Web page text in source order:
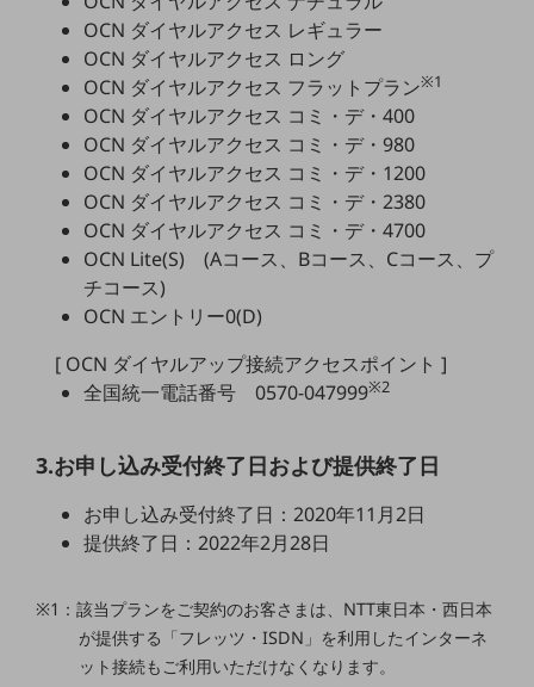
セキュリティ
データ利活用
業務支援・マーケティング
課題・ニーズで探す
課題・ニーズで探すTOP
マーケティング
業務効率化
職場環境整備
地域共創・地方創生
OCN ダイヤルアクセス レギュラー
OCN ダイヤルアクセス ロング
OCN ダイヤルアクセス フラットプラン※1
OCN ダイヤルアクセス コミ・デ・400
OCN ダイヤルアクセス コミ・デ・980
OCN ダイヤルアクセス コミ・デ・1200
OCN ダイヤルアクセス コミ・デ・2380
OCN ダイヤルアクセス コミ・デ・4700
OCN Lite(S) (Aコース、Bコース、Cコース、プ
チコース)
OCN エントリー0(D)
[ OCN ダイヤルアップ接続アクセスポイント ]
全国統一電話番号 0570-047999※2
3.お申し込み受付終了日および提供終了日
お申し込み受付終了日：2020年11月2日
提供終了日：2022年2月28日
※1：該当プランをご契約のお客さまは、NTT東日本・西日本
が提供する「フレッツ・ISDN」を利用したインターネ
ット接続もご利用いただけなくなります。